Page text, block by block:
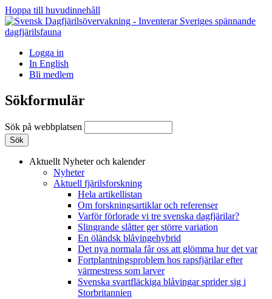
Hoppa till huvudinnehåll
Logga in
In English
Bli medlem
Sökformulär
Sök på webbplatsen
Aktuellt Nyheter och kalender
Nyheter
Aktuell fjärilsforskning
Hela artikellistan
Om forskningsartiklar och referenser
Varför förlorade vi tre svenska dagfjärilar?
Slingrande slåtter ger större variation
En öländsk blåvingehybrid
Det nya normala får oss att glömma hur det var
Fortplantningsproblem hos rapsfjärilar efter
värmestress som larver
Svenska svartfläckiga blåvingar sprider sig i
Storbritannien